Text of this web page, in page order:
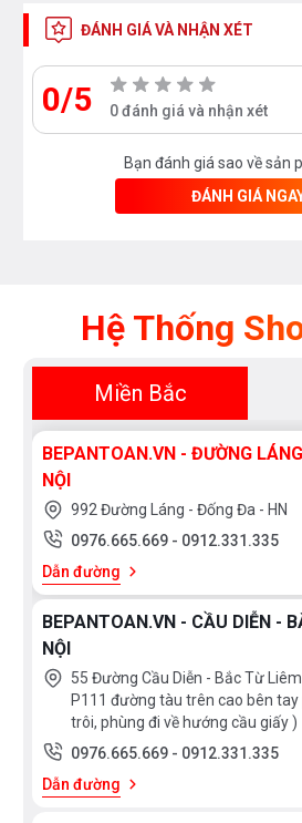
vào việc dọn dẹp, hãy giành
bè, hay sở thích cá nhân. Cuộc
nên thoải mái hơn!
Khay nướng không dính
Chúng tôi mang đến các giải pháp
3 lớp kính
Bạn bị bỏng tay khi chạm vào cửa
Đối với lò nướng Fagor, điều này
nữa. Cửa lò được trang bị 3 lớp
trong phản xạ nhiệt, giúp ngăn
nên quá nóng. Đảm bảo an toàn
viên trong gia đình bạn.
ĐÁNH GIÁ VÀ NHẬN XÉT
0/5 0 đánh giá và nhận xét
Bạn đánh giá sao về sản
ĐÁNH GIÁ
Hệ Thống
Miền Bắc
BEPANTOAN.VN - ĐƯỜNG
NỘI
992 Đường Láng - Đống Đa - HN
0976.665.669 - 0912.331.335
Dẫn đường
BEPANTOAN.VN - CẦU DIỄN -
NỘI
55 Đường Cầu Diễn - Bắc Từ
P111 đường tàu trên cao bên
trôi, phùng đi về hướng cầu giấy )
0976.665.669 - 0912.331.335
Dẫn đường